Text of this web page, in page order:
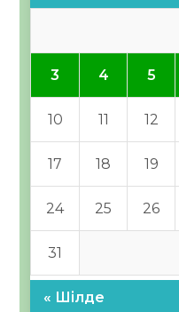
3 4 5
10 11 12
17 18 19
24 25 26
31
« Шілде